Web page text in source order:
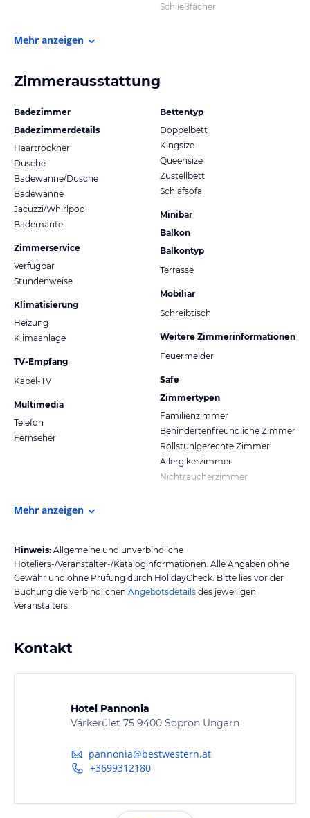
Schließfächer
Mehr anzeigen
Zimmerausstattung
Badezimmer
Badezimmerdetails
Haartrockner
Dusche
Badewanne/Dusche
Badewanne
Jacuzzi/Whirlpool
Bademantel
Zimmerservice
Verfügbar
Stundenweise
Klimatisierung
Heizung
Klimaanlage
TV-Empfang
Kabel-TV
Multimedia
Telefon
Fernseher
Bettentyp
Doppelbett
Kingsize
Queensize
Zustellbett
Schlafsofa
Minibar
Balkon
Balkontyp
Terrasse
Mobiliar
Schreibtisch
Weitere Zimmerinformationen
Feuermelder
Safe
Zimmertypen
Familienzimmer
Behindertenfreundliche Zimmer
Rollstuhlgerechte Zimmer
Allergikerzimmer
Nichtraucherzimmer
Mehr anzeigen
Hinweis: Allgemeine und unverbindliche
Hoteliers-/Veranstalter-/Kataloginformationen. Alle Angaben ohne
Gewähr und ohne Prüfung durch HolidayCheck. Bitte lies vor der
Buchung die verbindlichen Angebotsdetails des jeweiligen
Veranstalters.
Kontakt
Hotel Pannonia
Várkerület 75 9400 Sopron Ungarn
pannonia@bestwestern.at
+3699312180